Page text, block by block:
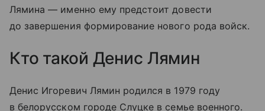
Лямина — именно ему предстоит довести
до завершения формирование нового рода войск.
Кто такой Денис Лямин
Денис Игоревич Лямин родился в 1979 году
в белорусском городе Слуцке в семье военного.